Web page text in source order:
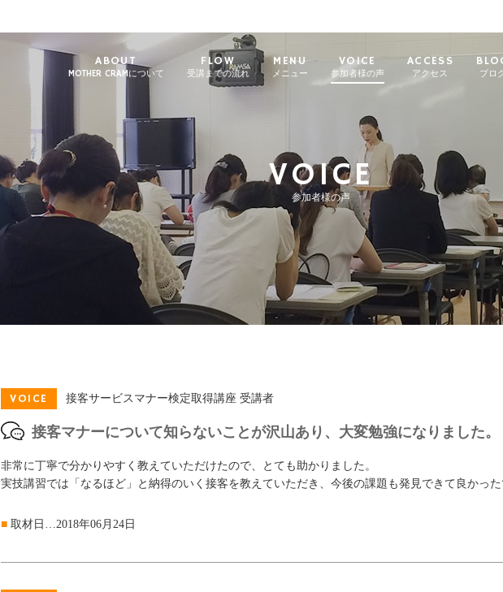
ABOUT
MOTHER CRAMについて
FLOW
受講までの流れ
MENU
メニュー
VOICE
参加者様の声
ACCESS
アクセス ブロ
VOICE
参加者様の声
VOICE 接客サービスマナー検定取得講座 受講者
接客マナーについて知らないことが沢山あり、大変勉強になりました。
非常に丁寧で分かりやすく教えていただけたので、とても助かりました。
実技講習では「なるほど」と納得のいく接客を教えていただき、今後の課題も発見できて良かっ
■ 取材日…2018年06月24日